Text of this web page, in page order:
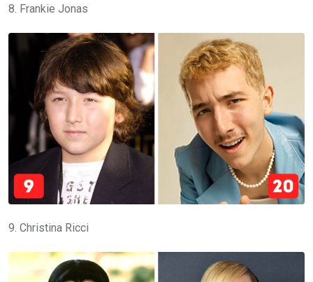
8. Frankie Jonas
9. Christina Ricci